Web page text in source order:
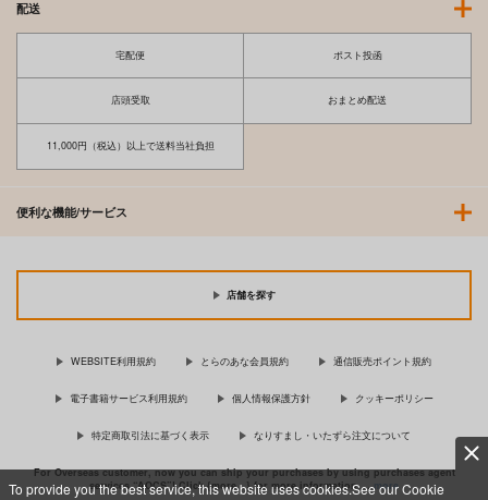
To provide you the best service, this website uses cookies.See our Cookie
配送
宅配便 ポスト投函
店頭受取 おまとめ配送
11,000円（税込）以上で送料当社負担
便利な機能/サービス
店舗を探す
WEBSITE利用規約 とらのあな会員規約 通信販売ポイント規約
電子書籍サービス利用規約 個人情報保護方針 クッキーポリシー
特定商取引法に基づく表示 なりすまし・いたずら注文について
For Overseas customer, now you can ship your purchases by using purchases agent
services “AOCS”! Click {more…} for more information …more